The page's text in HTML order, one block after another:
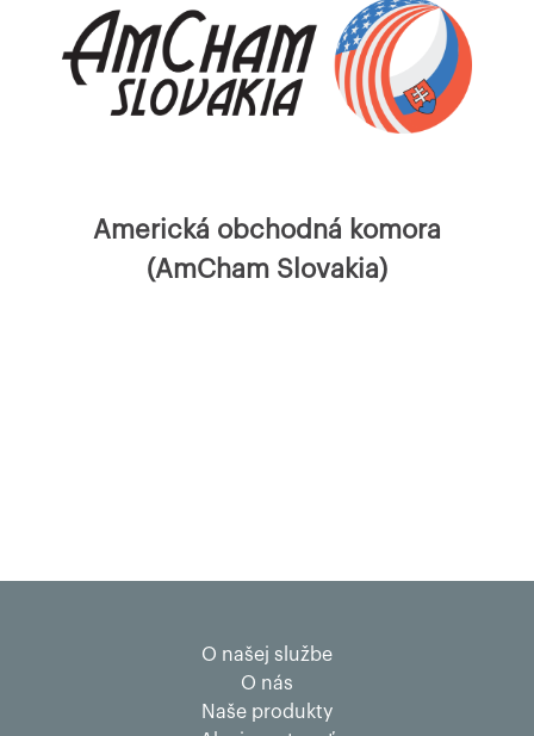
Americká obchodná komora
(AmCham Slovakia)
O našej službe
O nás
Naše produkty